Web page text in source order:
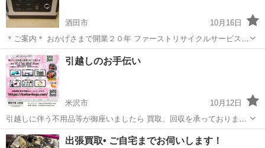
酒田市
10月16日
＊ご案内＊ おかげさまで開業２０年 ファーストリサイクルサービスで
す 自宅から簡単！ヤマト運輸・宅急便で送るだけ！ 尚、今なら１００
０Ｗｈ以上のポータブル電源なら 完全無料にて何台でも引き取りサ...
山形 酒田市 リサイクルショップ
引越しのお手伝い
米沢市
10月12日
引越しに伴う不用品等が御座いましたら 買取、回収を承っております
家電（リサイクル対象品以外の物に限る）の無料回収を行っておりま
す 故障品でもかのうです 金属製品、なべ、やかん、ガステーブル
山形 米沢市 リサイクルショップ 無料
出張買取• ご自宅までお伺いします！